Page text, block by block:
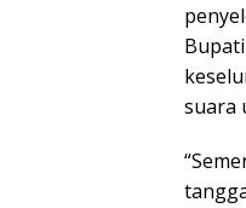
suara